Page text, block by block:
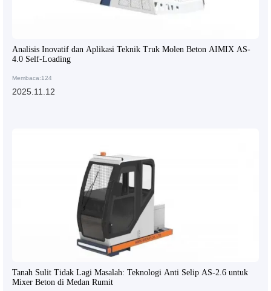
Analisis Inovatif dan Aplikasi Teknik Truk Molen Beton AIMIX AS-
4.0 Self-Loading
Membaca:124
2025.11.12
Tanah Sulit Tidak Lagi Masalah: Teknologi Anti Selip AS-2.6 untuk
Mixer Beton di Medan Rumit